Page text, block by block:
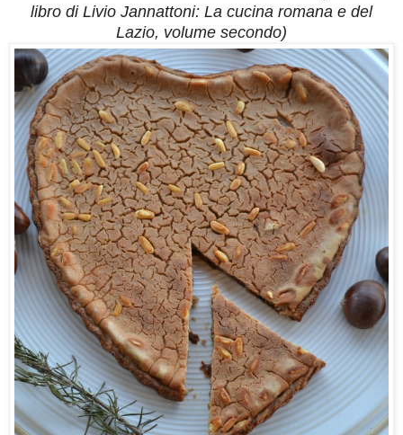
libro di Livio Jannattoni: La cucina romana e del
Lazio, volume secondo)